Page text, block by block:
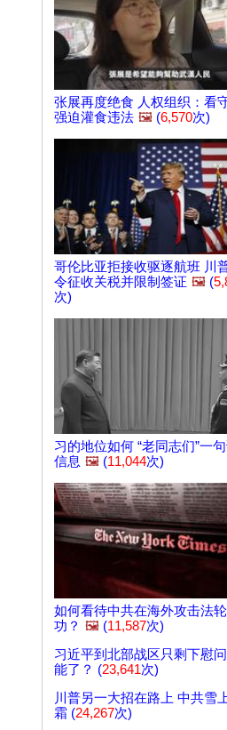
张展再度绝食 人权组织：看
强迫灌食违法 🖼️ (6,570次)
哥伦比亚拒接收驱逐航班 川
令征收关税并限制签证 🖼️ (
次)
习的地位如何 “老同志们”一
信息 🖼️ (11,044次)
如何看待中共在海外攻击法轮
功？ 🖼️ (11,587次)
习近平到北部战区只剩下慰
能了？ (23,641次)
川普另一大招在路上 中共雪
霜 (24,267次)